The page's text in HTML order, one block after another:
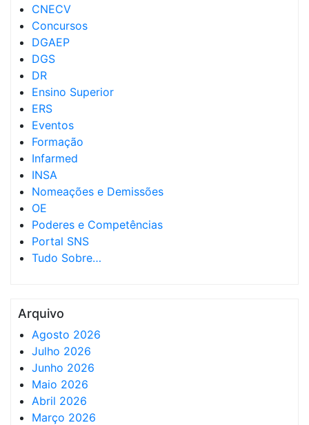
CNECV
Concursos
DGAEP
DGS
DR
Ensino Superior
ERS
Eventos
Formação
Infarmed
INSA
Nomeações e Demissões
OE
Poderes e Competências
Portal SNS
Tudo Sobre…
Arquivo
Agosto 2026
Julho 2026
Junho 2026
Maio 2026
Abril 2026
Março 2026